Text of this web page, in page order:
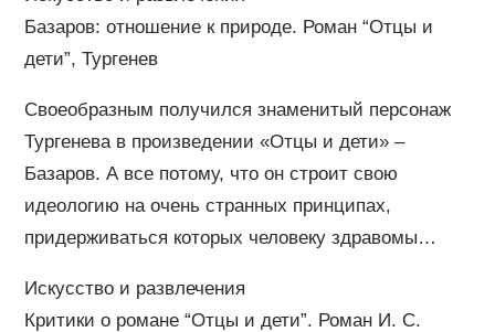
Базаров: отношение к природе. Роман “Отцы и
дети”, Тургенев
Своеобразным получился знаменитый персонаж
Тургенева в произведении «Отцы и дети» –
Базаров. А все потому, что он строит свою
идеологию на очень странных принципах,
придерживаться которых человеку здравомы…
Искусство и развлечения
Критики о романе “Отцы и дети”. Роман И. С.